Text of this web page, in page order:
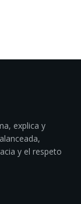
explica y
y el respeto